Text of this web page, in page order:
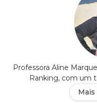
Professora Aline
Ranking, com um